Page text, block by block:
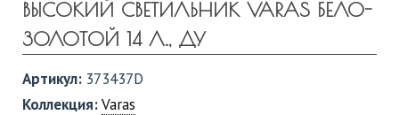
ВЫСОКИЙ СВЕТИЛЬНИК VARAS БЕЛО-
ЗОЛОТОЙ 14 Л., ДУ
Артикул: 373437D
Коллекция:Varas